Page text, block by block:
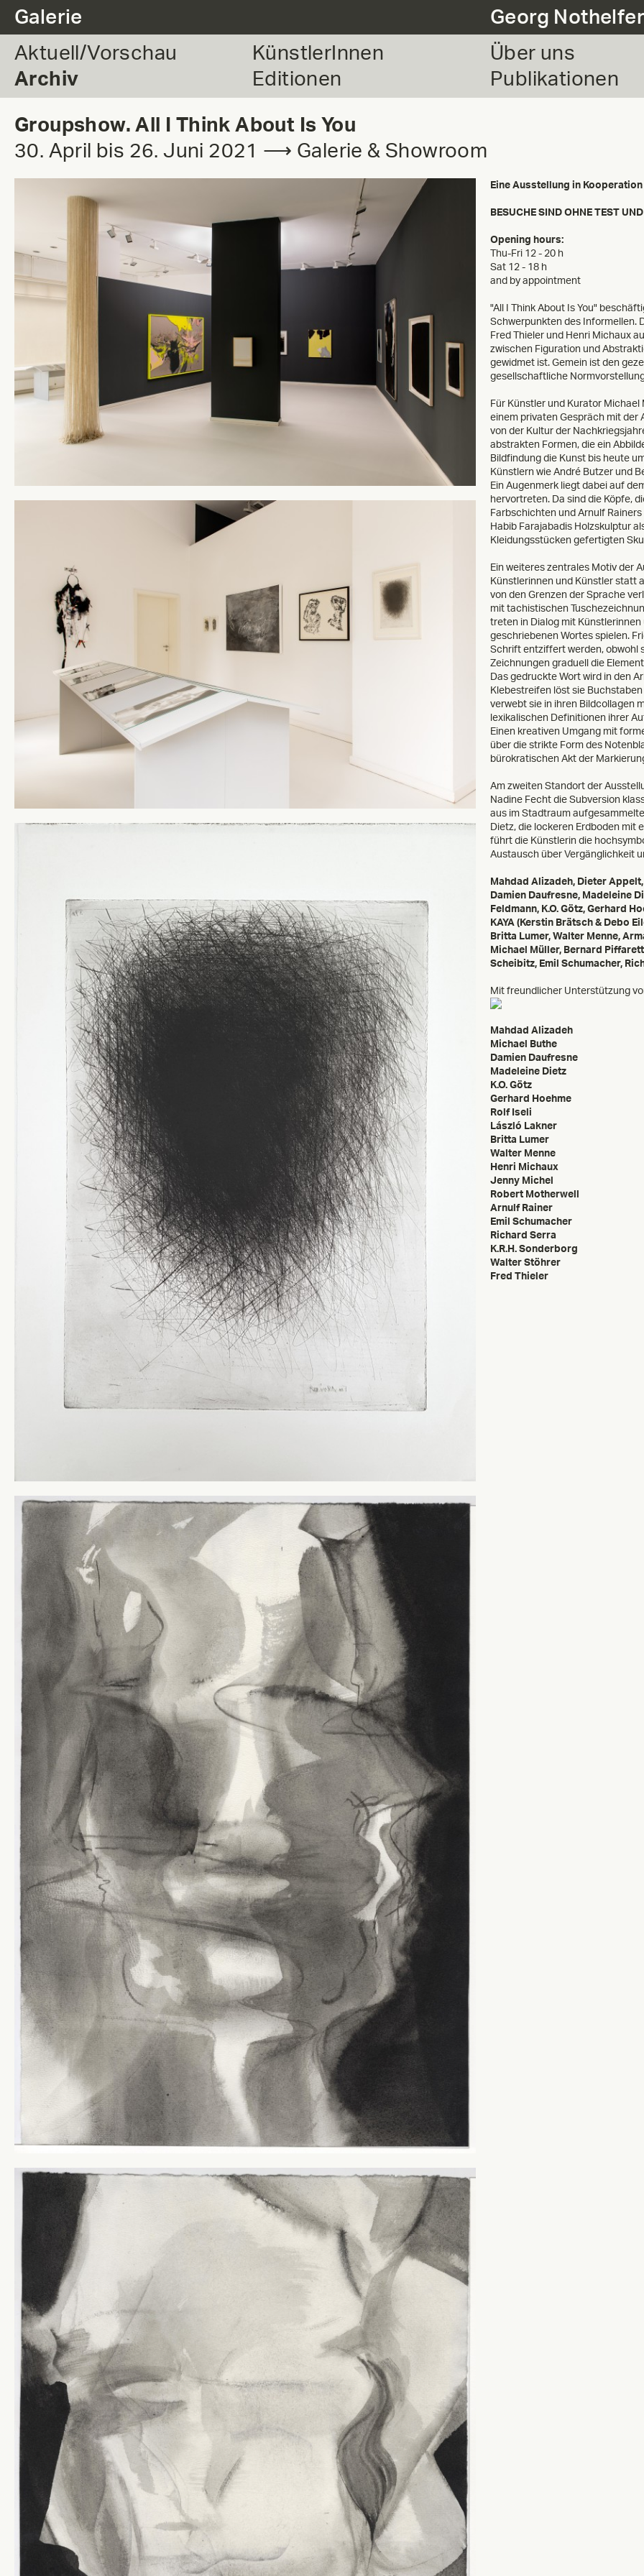
Galerie
Georg Nothelfer
Aktuell/Vorschau
Archiv
KünstlerInnen
Editionen
Über uns
Publikationen
Groupshow. All I Think About Is You
30. April bis 26. Juni 2021 ⟶ Galerie & Showroom
Eine Ausstellung in
BESUCHE SIND OHNE TEST
Opening hours:
Thu-Fri 12 - 20 h
Sat 12 - 18 h
and by appointment
"All I Think About Is You"
Schwerpunkten des Informellen.
Fred Thieler und Henri Michaux
zwischen Figuration und
gewidmet ist. Gemein ist den
gesellschaftliche
Für Künstler und Kurator
einem privaten Gespräch mit der
von der Kultur der
abstrakten Formen, die ein
Bildfindung die Kunst bis heute
Künstlern wie André Butzer und
Ein Augenmerk liegt dabei auf
hervortreten. Da sind die Köpfe,
Farbschichten und Arnulf
Habib Farajabadis Holzskulptur
Kleidungsstücken gefertigten
Ein weiteres zentrales Motiv der
Künstlerinnen und Künstler statt
von den Grenzen der Sprache
mit tachistischen
treten in Dialog mit
geschriebenen Wortes spielen.
Schrift entziffert werden, obwohl
Zeichnungen graduell die
Das gedruckte Wort wird in den
Klebestreifen löst sie
verwebt sie in ihren Bildcollagen
lexikalischen Definitionen ihrer
Einen kreativen Umgang mit
über die strikte Form des
bürokratischen Akt der
Am zweiten Standort der
Nadine Fecht die Subversion
aus im Stadtraum
Dietz, die lockeren Erdboden mit
führt die Künstlerin die
Austausch über Vergänglichkeit
Mahdad Alizadeh, Dieter
Damien Daufresne, Madeleine
Feldmann, K.O. Götz, Gerhard
KAYA (Kerstin Brätsch & Debo
Britta Lumer, Walter Menne,
Michael Müller, Bernard
Scheibitz, Emil Schumacher,
Mit freundlicher Unterstützung
Mahdad Alizadeh
Michael Buthe
Damien Daufresne
Madeleine Dietz
K.O. Götz
Gerhard Hoehme
Rolf Iseli
László Lakner
Britta Lumer
Walter Menne
Henri Michaux
Jenny Michel
Robert Motherwell
Arnulf Rainer
Emil Schumacher
Richard Serra
K.R.H. Sonderborg
Walter Stöhrer
Fred Thieler